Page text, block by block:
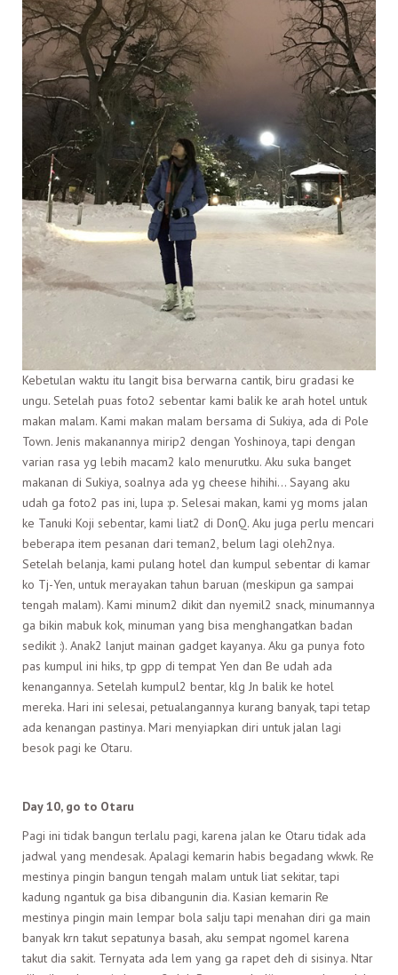
Kebetulan waktu itu langit bisa berwarna cantik, biru gradasi ke
ungu. Setelah puas foto2 sebentar kami balik ke arah hotel untuk
makan malam. Kami makan malam bersama di Sukiya, ada di Pole
Town. Jenis makanannya mirip2 dengan Yoshinoya, tapi dengan
varian rasa yg lebih macam2 kalo menurutku. Aku suka banget
makanan di Sukiya, soalnya ada yg cheese hihihi… Sayang aku
udah ga foto2 pas ini, lupa :p. Selesai makan, kami yg moms jalan
ke Tanuki Koji sebentar, kami liat2 di DonQ. Aku juga perlu mencari
beberapa item pesanan dari teman2, belum lagi oleh2nya.
Setelah belanja, kami pulang hotel dan kumpul sebentar di kamar
ko Tj-Yen, untuk merayakan tahun baruan (meskipun ga sampai
tengah malam). Kami minum2 dikit dan nyemil2 snack, minumannya
ga bikin mabuk kok, minuman yang bisa menghangatkan badan
sedikit :). Anak2 lanjut mainan gadget kayanya. Aku ga punya foto
pas kumpul ini hiks, tp gpp di tempat Yen dan Be udah ada
kenangannya. Setelah kumpul2 bentar, klg Jn balik ke hotel
mereka. Hari ini selesai, petualangannya kurang banyak, tapi tetap
ada kenangan pastinya. Mari menyiapkan diri untuk jalan lagi
besok pagi ke Otaru.
Day 10, go to Otaru
Pagi ini tidak bangun terlalu pagi, karena jalan ke Otaru tidak ada
jadwal yang mendesak. Apalagi kemarin habis begadang wkwk. Re
mestinya pingin bangun tengah malam untuk liat sekitar, tapi
kadung ngantuk ga bisa dibangunin dia. Kasian kemarin Re
mestinya pingin main lempar bola salju tapi menahan diri ga main
banyak krn takut sepatunya basah, aku sempat ngomel karena
takut dia sakit. Ternyata ada lem yang ga rapet deh di sisinya. Ntar